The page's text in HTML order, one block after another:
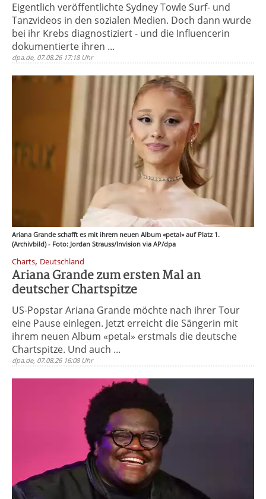
Eigentlich veröffentlichte Sydney Towle Surf- und
Tanzvideos in den sozialen Medien. Doch dann wurde
bei ihr Krebs diagnostiziert - und die Influencerin
dokumentierte ihren ...
dpa.de, 07.08.26 17:18 Uhr
Ariana Grande schafft es mit ihrem neuen Album «petal» auf Platz 1.
(Archivbild) - Foto: Jordan Strauss/Invision via AP/dpa
Charts, Deutschland
Ariana Grande zum ersten Mal an
deutscher Chartspitze
US-Popstar Ariana Grande möchte nach ihrer Tour
eine Pause einlegen. Jetzt erreicht die Sängerin mit
ihrem neuen Album «petal» erstmals die deutsche
Chartspitze. Und auch ...
dpa.de, 07.08.26 16:08 Uhr